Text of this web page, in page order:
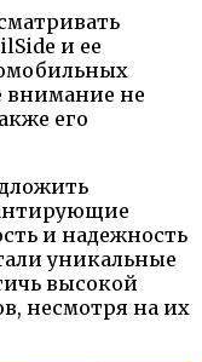
и ее
внимание не
его
и надежность
уникальные
высокой
несмотря на их